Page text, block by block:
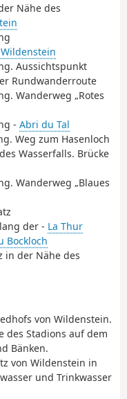
Nähe des
Aussichtspunkt
Rundwanderroute
Wanderweg „Rotes
- Abri du Tal
Weg zum Hasenloch
Wasserfalls. Brücke
Wanderweg „Blaues
der - La Thur
Bockloch
in der Nähe des
von Wildenstein.
des Stadions auf dem
Bänken.
von Wildenstein in
und Trinkwasser